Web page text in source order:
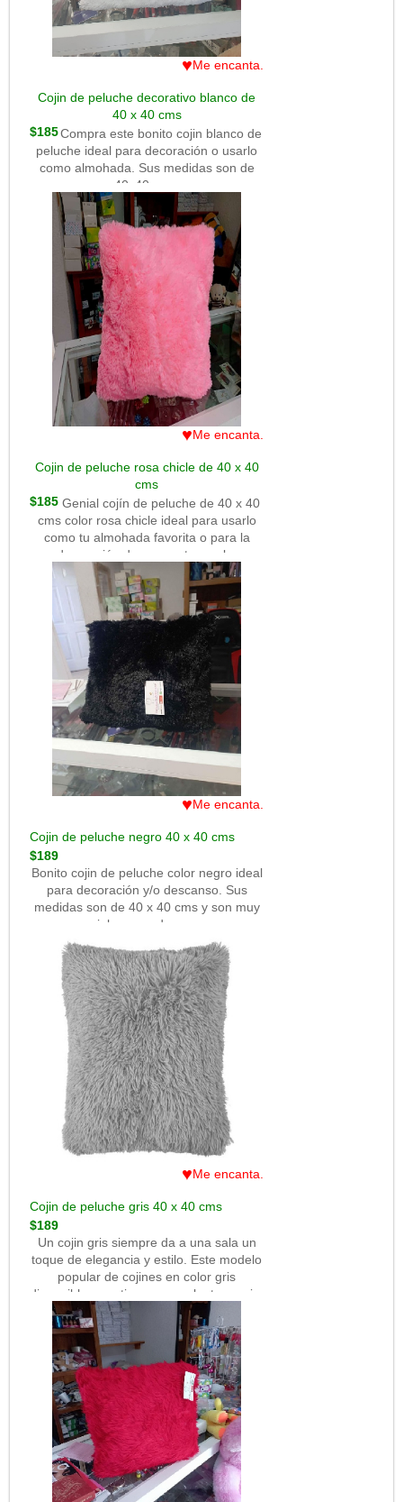
♥Me encanta.
Cojin de peluche decorativo blanco de
40 x 40 cms
$185Compra este bonito cojin blanco de
peluche ideal para decoración o usarlo
como almohada. Sus medidas son de
40x40 cms.
♥Me encanta.
Cojin de peluche rosa chicle de 40 x 40
cms
$185 Genial cojín de peluche de 40 x 40
cms color rosa chicle ideal para usarlo
como tu almohada favorita o para la
decoración de un cuarto o sala.
♥Me encanta.
Cojin de peluche negro 40 x 40 cms
$189
Bonito cojin de peluche color negro ideal
para decoración y/o descanso. Sus
medidas son de 40 x 40 cms y son muy
geniales para descansar.
♥Me encanta.
Cojin de peluche gris 40 x 40 cms
$189
Un cojin gris siempre da a una sala un
toque de elegancia y estilo. Este modelo
popular de cojines en color gris
disponible para ti en un excelente precio.
Llévatelo ya qué las existencias son
limitadas.